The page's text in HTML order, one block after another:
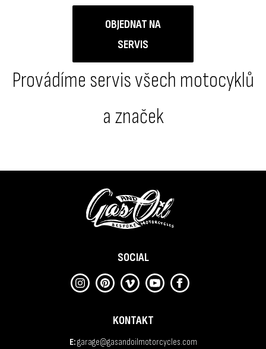
OBJEDNAT NA
SERVIS
Provádíme servis všech motocyklů
a značek
SOCIAL
KONTAKT
E:garage@gasandoilmotorcycles.com